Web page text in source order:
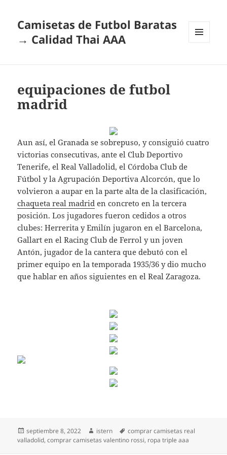
Camisetas de Futbol Baratas
→ Calidad Thai AAA
equipaciones de futbol
madrid
Aun así, el Granada se sobrepuso, y consiguió cuatro
victorias consecutivas, ante el Club Deportivo
Tenerife, el Real Valladolid, el Córdoba Club de
Fútbol y la Agrupación Deportiva Alcorcón, que lo
volvieron a aupar en la parte alta de la clasificación,
chaqueta real madrid en concreto en la tercera
posición. Los jugadores fueron cedidos a otros
clubes: Herrerita y Emilín jugaron en el Barcelona,
Gallart en el Racing Club de Ferrol y un joven
Antón, jugador de la cantera que debutó con el
primer equipo en la temporada 1935/36 y dio mucho
que hablar en años siguientes en el Real Zaragoza.
Publicado
el
septiembre 8, 2022 Autor
istern Etiquetas
comprar camisetas real
valladolid,comprar camisetas valentino rossi, ropa triple aaa